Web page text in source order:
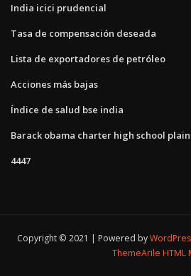
India icici prudencial
Tasa de compensación deseada
Lista de exportadores de petróleo
Acciones más bajas
Índice de salud bse india
Barack obama charter high school
4447
Copyright © 2021 | Powered by
ThemeArile HTML